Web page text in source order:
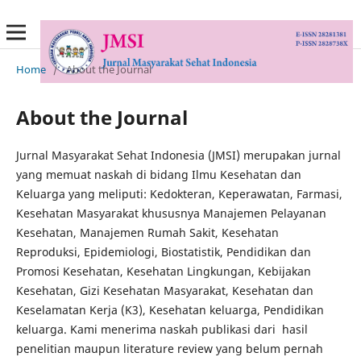
Home / About the Journal
About the Journal
Jurnal Masyarakat Sehat Indonesia (JMSI) merupakan jurnal
yang memuat naskah di bidang Ilmu Kesehatan dan
Keluarga yang meliputi: Kedokteran, Keperawatan, Farmasi,
Kesehatan Masyarakat khususnya Manajemen Pelayanan
Kesehatan, Manajemen Rumah Sakit, Kesehatan
Reproduksi, Epidemiologi, Biostatistik, Pendidikan dan
Promosi Kesehatan, Kesehatan Lingkungan, Kebijakan
Kesehatan, Gizi Kesehatan Masyarakat, Kesehatan dan
Keselamatan Kerja (K3), Kesehatan keluarga, Pendidikan
keluarga. Kami menerima naskah publikasi dari hasil
penelitian maupun literature review yang belum pernah